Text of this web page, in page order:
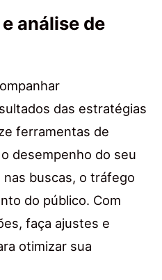
análise de
das estratégias
ferramentas de
desempenho do seu
buscas, o tráfego
do público. Com
faça ajustes e
otimizar sua